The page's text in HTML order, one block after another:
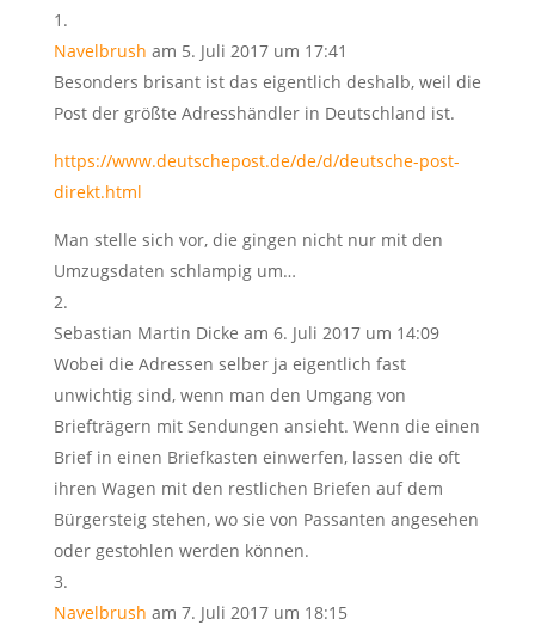
Navelbrush am 5. Juli 2017 um 17:41
Besonders brisant ist das eigentlich deshalb, weil die
Post der größte Adresshändler in Deutschland ist.
https://www.deutschepost.de/de/d/deutsche-post-
direkt.html
Man stelle sich vor, die gingen nicht nur mit den
Umzugsdaten schlampig um…
Sebastian Martin Dicke am 6. Juli 2017 um 14:09
Wobei die Adressen selber ja eigentlich fast
unwichtig sind, wenn man den Umgang von
Briefträgern mit Sendungen ansieht. Wenn die einen
Brief in einen Briefkasten einwerfen, lassen die oft
ihren Wagen mit den restlichen Briefen auf dem
Bürgersteig stehen, wo sie von Passanten angesehen
oder gestohlen werden können.
Navelbrush am 7. Juli 2017 um 18:15